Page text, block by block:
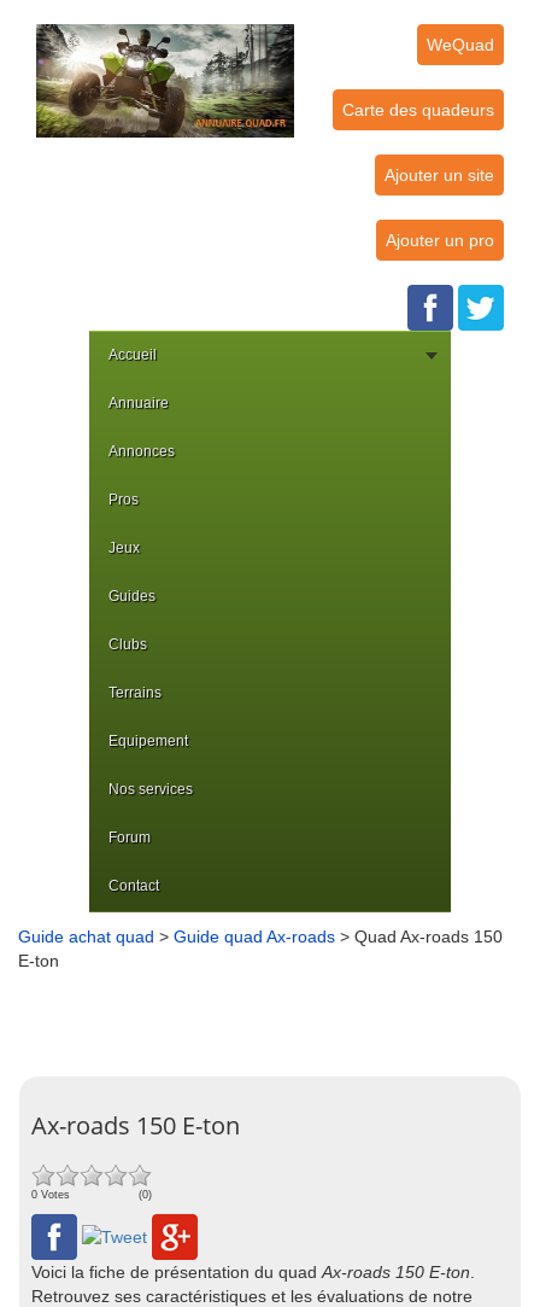
WeQuad
Carte des quadeurs
Ajouter un site
Ajouter un pro
Accueil
Annuaire
Annonces
Pros
Jeux
Guides
Clubs
Terrains
Equipement
Nos services
Forum
Contact
Guide achat quad > Guide quad Ax-roads > Quad Ax-roads 150
E-ton
Ax-roads 150 E-ton
0 Votes (0)
Voici la fiche de présentation du quad Ax-roads 150 E-ton
Retrouvez ses caractéristiques et les évaluations de notre